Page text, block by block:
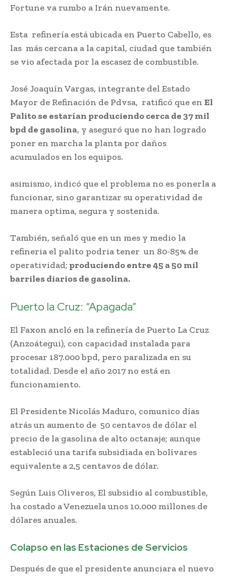
Fortune va rumbo a Irán nuevamente.
Esta refinería está ubicada en Puerto Cabello, es
las más cercana a la capital, ciudad que también
se vio afectada por la escasez de combustible.
José Joaquín Vargas, integrante del Estado
Mayor de Refinación de Pdvsa, ratificó que en El
Palito se estarían produciendo cerca de 37 mil
bpd de gasolina, y aseguró que no han logrado
poner en marcha la planta por daños
acumulados en los equipos.
asimismo, indicó que el problema no es ponerla a
funcionar, sino garantizar su operatividad de
manera optima, segura y sostenida.
También, señaló que en un mes y medio la
refineria el palito podria tener un 80-85% de
operatividad; produciendo entre 45 a 50 mil
barriles diarios de gasolina.
Puerto la Cruz: “Apagada”
El Faxon ancló en la refinería de Puerto La Cruz
(Anzoátegui), con capacidad instalada para
procesar 187.000 bpd, pero paralizada en su
totalidad. Desde el año 2017 no está en
funcionamiento.
El Presidente Nicolás Maduro, comunico días
atrás un aumento de 50 centavos de dólar el
precio de la gasolina de alto octanaje; aunque
estableció una tarifa subsidiada en bolívares
equivalente a 2,5 centavos de dólar.
Según Luis Oliveros, El subsidio al combustible,
ha costado a Venezuela unos 10.000 millones de
dólares anuales.
Colapso en las Estaciones de Servicios
Después de que el presidente anunciara el nuevo